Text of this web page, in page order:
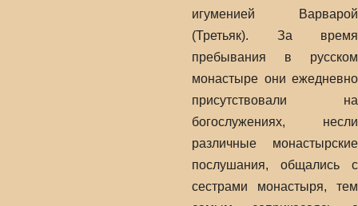
игуменией Варварой
(Третьяк). За время
пребывания в русском
монастыре они ежедневно
присутствовали на
богослужениях, несли
различные монастырские
послушания, общались с
сестрами монастыря, тем